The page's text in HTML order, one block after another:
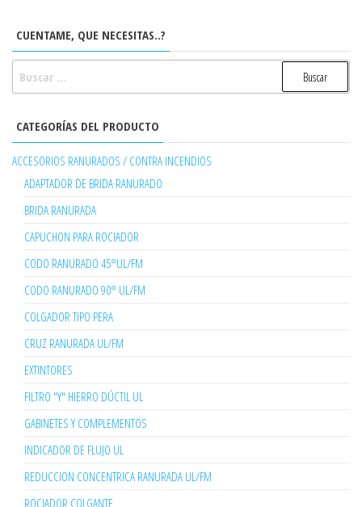
CUENTAME, QUE NECESITAS..?
CATEGORÍAS DEL PRODUCTO
ACCESORIOS RANURADOS / CONTRA INCENDIOS
ADAPTADOR DE BRIDA RANURADO
BRIDA RANURADA
CAPUCHON PARA ROCIADOR
CODO RANURADO 45°UL/FM
CODO RANURADO 90° UL/FM
COLGADOR TIPO PERA
CRUZ RANURADA UL/FM
EXTINTORES
FILTRO "Y" HIERRO DÚCTIL UL
GABINETES Y COMPLEMENTOS
INDICADOR DE FLUJO UL
REDUCCION CONCENTRICA RANURADA UL/FM
ROCIADOR COLGANTE